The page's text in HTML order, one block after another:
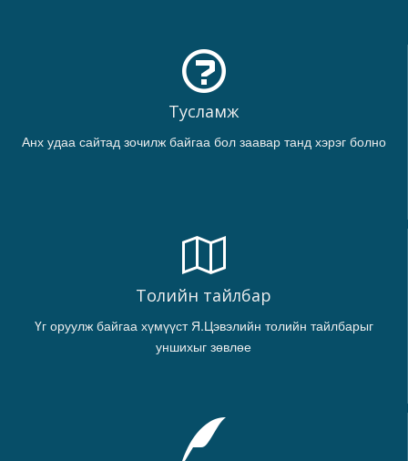
Тусламж
Анх удаа сайтад зочилж байгаа бол заавар танд хэрэг болно
Толийн тайлбар
Үг оруулж байгаа хүмүүст Я.Цэвэлийн толийн тайлбарыг
уншихыг зөвлөе